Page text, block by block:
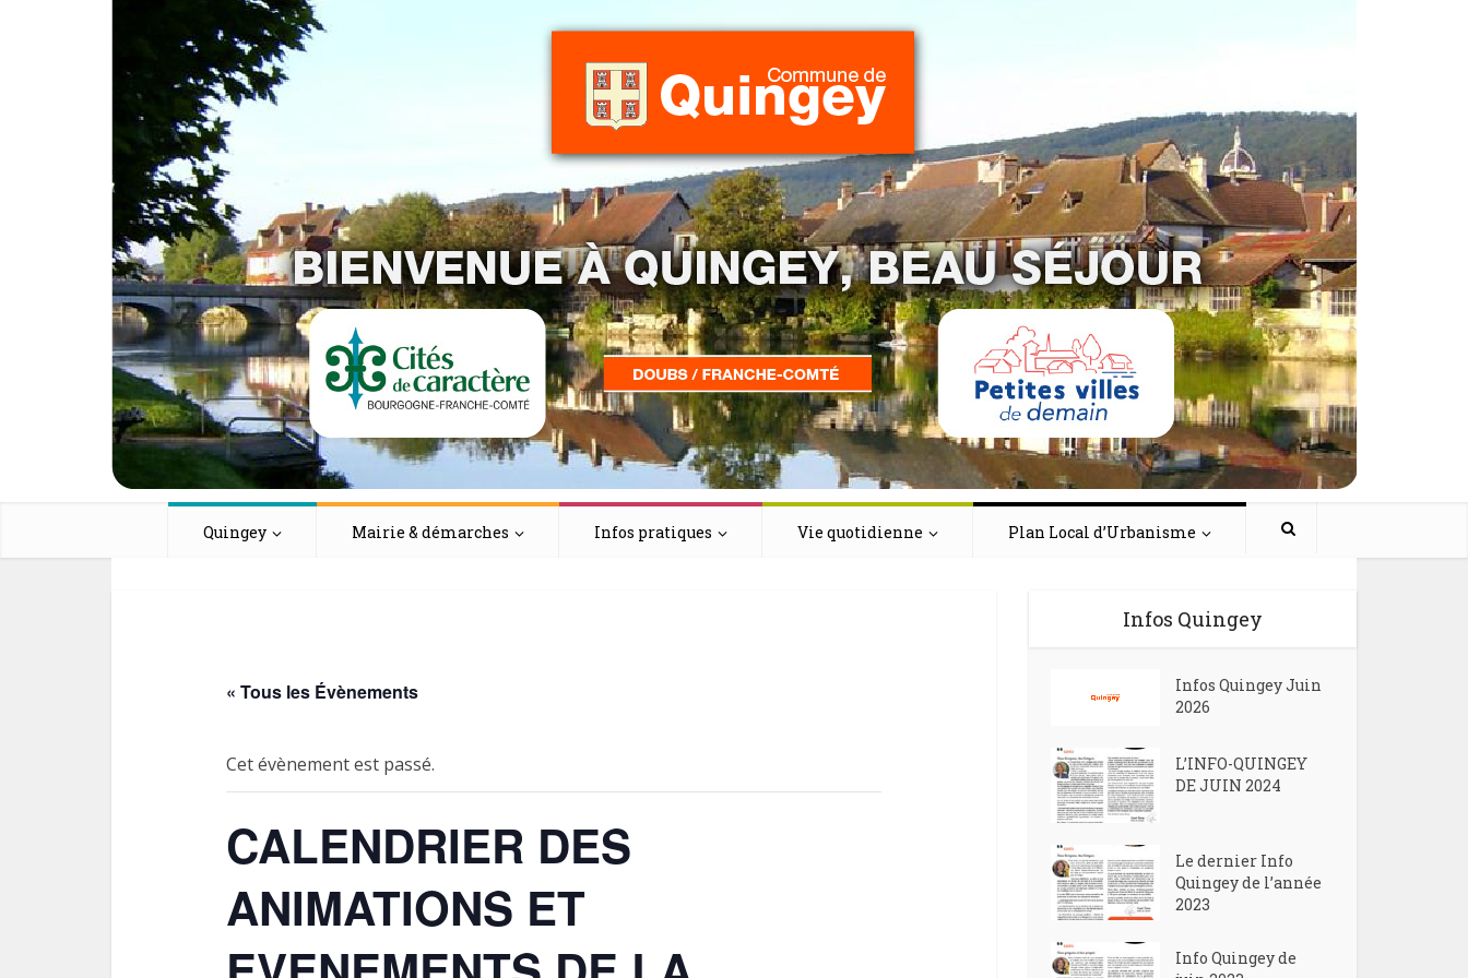
Quingey Mairie & démarches Infos pratiques Vie quotidienne Plan Local d’Urbanisme
« Tous les Évènements
Cet évènement est passé.
CALENDRIER DES
ANIMATIONS ET
Infos Quingey
Infos Quingey Juin
2026
L’INFO-QUINGEY
DE JUIN 2024
Le dernier Info
Quingey de l’année
2023
Info Quingey de